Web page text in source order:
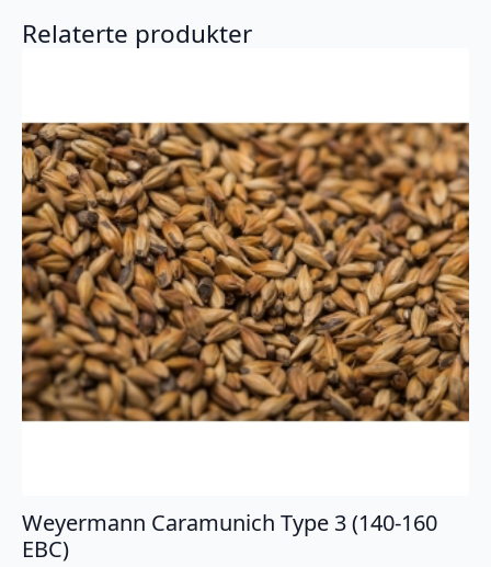
Relaterte produkter
Weyermann Caramunich Type 3 (140-160
EBC)